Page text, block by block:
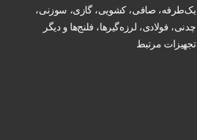
یک‌طرفه، صافی، کشویی، گازی، سوزنی،
چدنی، فولادی، لرزه‌گیرها، فلنج‌ها و دیگر
تجهیزات مرتبط